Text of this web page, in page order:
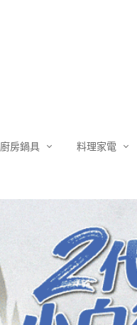
廚房鍋具 料理家電